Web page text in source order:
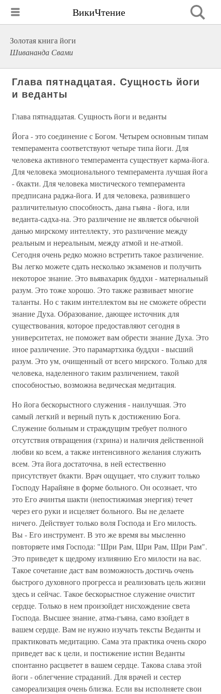
ВикиЧтение
Золотая книга йоги
Шивананда Свами
Глава пятнадцатая. Сущность йоги
и веданты
Глава пятнадцатая. Сущность йоги и веданты
Йога - это соединение с Богом. Четырем основным типам
темперамента соответствуют четыре типа йоги. Для
человека активного темперамента существует карма-йога.
Для человека эмоционального темперамента лучшая йога
- бхакти. Для человека мистического темперамента
предписана раджа-йога. И для человека, развившего
различительную способность, дана гьяна - йога, или
веданта-садха-на. Это различение не является обычной
данью мирскому интеллекту, это различение между
реальным и нереальным, между атмой и не-атмой.
Сегодня очень редко можно встретить такое различение.
Вы легко можете сдать несколько экзаменов и получить
некоторое знание. Это вьявахарик буддхи - материальный
разум. Это тоже хорошо. Это также развивает многие
таланты. Но с таким интеллектом вы не сможете обрести
знание Духа. Образование, дающее источник для
существования, которое предоставляют сегодня в
университетах, не поможет вам обрести знание Духа. Это
иное различение. Это парамартхика буддхи - высший
разум. Это ум, очищенный от всего мирского. Только для
человека, наделенного таким различением, такой
способностью, возможна ведическая медитация.
Но йога бескорыстного служения - наилучшая. Это
самый легкий и верный путь к достижению Бога.
Служение больным и страждущим требует полного
отсутствия отвращения (гхрина) и наличия действенной
любви ко всем, а также интенсивного желания служить
всем. Эта йога достаточна, в ней естественно
присутствует бхакти. Врач ощущает, что служит только
Господу Нарайяне в форме больного. Он осознает, что
это Его ачинтья шакти (непостижимая энергия) течет
через его руки и исцеляет больного. Вы не делаете
ничего. Действует только воля Господа и Его милость.
Вы - Его инструмент. В это же время вы мысленно
повторяете имя Господа: "Шри Рам, Шри Рам, Шри Рам".
Это приведет к щедрому излиянию Его милости на вас.
Такое сочетание даст вам возможность достичь очень
быстрого духовного прогресса и реализовать цель жизни
здесь и сейчас. Такое бескорыстное служение очистит
сердце. Только в нем произойдет нисхождение света
Господа. Высшее знание, атма-гъяна, само взойдет в
вашем сердце. Вам не нужно изучать тексты Веданты и
практиковать медитацию. Сама эта практика очень скоро
приведет вас к цели, и постижение истин Веданты
спонтанно расцветет в вашем сердце. Такова слава этой
йоги - облегчение страданий. Для врачей и сестер
самореализация очень близка. Если вы исполняете свои